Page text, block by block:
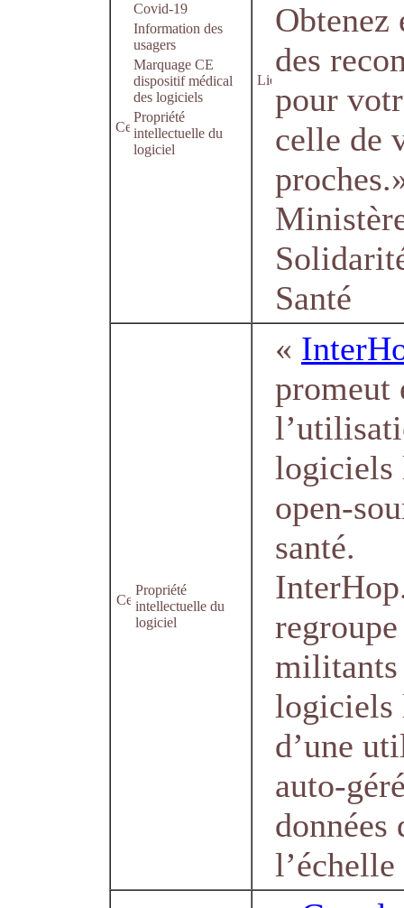
Covid-19
Information des
usagers
Marquage CE
dispositif médical
des logiciels
Propriété
intellectuelle du
logiciel
Obtenez
des
pour
celle de
Santé
Propriété
intellectuelle du
logiciel
«
promeut
logiciels
open-
santé.
regroupe
militants
logiciels
d’une
auto-
données